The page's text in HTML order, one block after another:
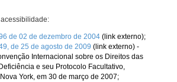
de 02 de dezembro de 2004 (link externo);
de 25 de agosto de 2009 (link externo) -
Internacional sobre os Direitos das
e seu Protocolo Facultativo,
York, em 30 de março de 2007;